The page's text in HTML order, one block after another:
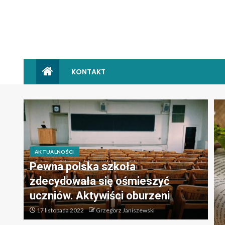
KONTAKT
AKTUALNOŚCI
Pewna polska szkoła
zdecydowała się ośmieszyć
uczniów. Aktywiści oburzeni
17 listopada 2022 Grzegorz Janiszewski
AMERYKA PÓŁNOCNA ZE ŚWIATA